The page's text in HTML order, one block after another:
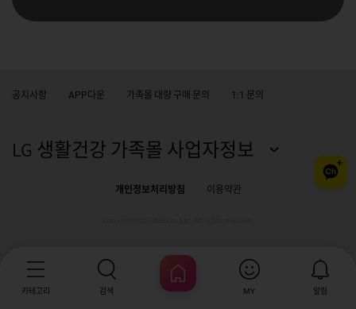
공지사항 APP다운 가족몰 대량 구매 문의 1:1 문의
LG 생활건강 가족몰 사업자정보
개인정보처리방침 이용약관
카테고리 검색 HOME MY 알림